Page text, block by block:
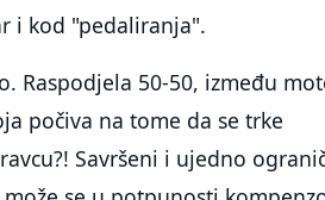
i kod "pedaliranja".
Raspodjela 50-50, između
počiva na tome da se trke
Savršeni i ujedno